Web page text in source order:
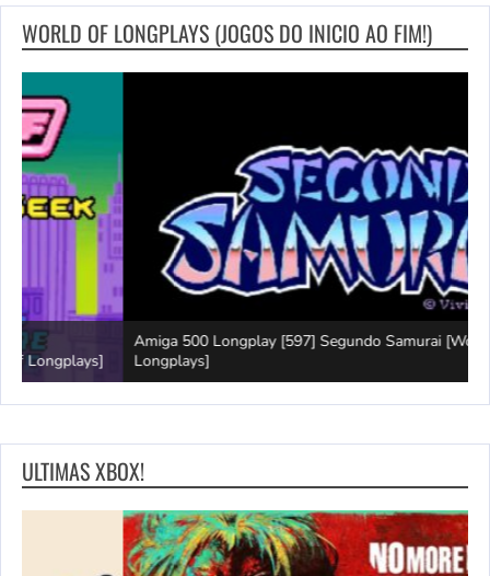
WORLD OF LONGPLAYS (JOGOS DO INICIO AO FIM!)
Amiga 500 Longplay [597] Segundo Samurai [World of
Longplays]
ULTIMAS XBOX!